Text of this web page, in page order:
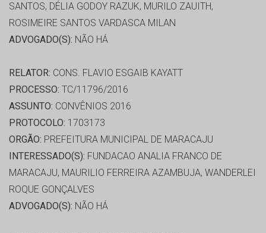
SANTOS, DÉLIA GODOY RAZUK, MURILO ZAUITH,
ROSIMEIRE SANTOS VARDASCA MILAN
ADVOGADO(S): NÃO HÁ
RELATOR: CONS. FLAVIO ESGAIB KAYATT
PROCESSO: TC/11796/2016
ASSUNTO: CONVÊNIOS 2016
PROTOCOLO: 1703173
ORGÃO: PREFEITURA MUNICIPAL DE MARACAJU
INTERESSADO(S): FUNDACAO ANALIA FRANCO DE
MARACAJU, MAURILIO FERREIRA AZAMBUJA, WANDERLEI
ROQUE GONÇALVES
ADVOGADO(S): NÃO HÁ